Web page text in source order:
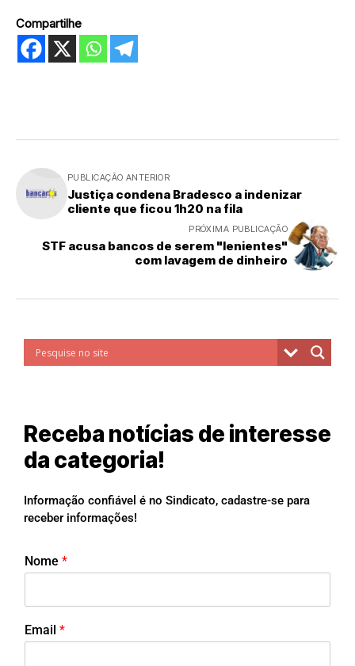
Compartilhe
PUBLICAÇÃO ANTERIOR
Justiça condena Bradesco a indenizar
cliente que ficou 1h20 na fila
PRÓXIMA PUBLICAÇÃO
STF acusa bancos de serem "lenientes"
com lavagem de dinheiro
Receba notícias de interesse
da categoria!
Informação confiável é no Sindicato, cadastre-se para
receber informações!
Nome *
Email *